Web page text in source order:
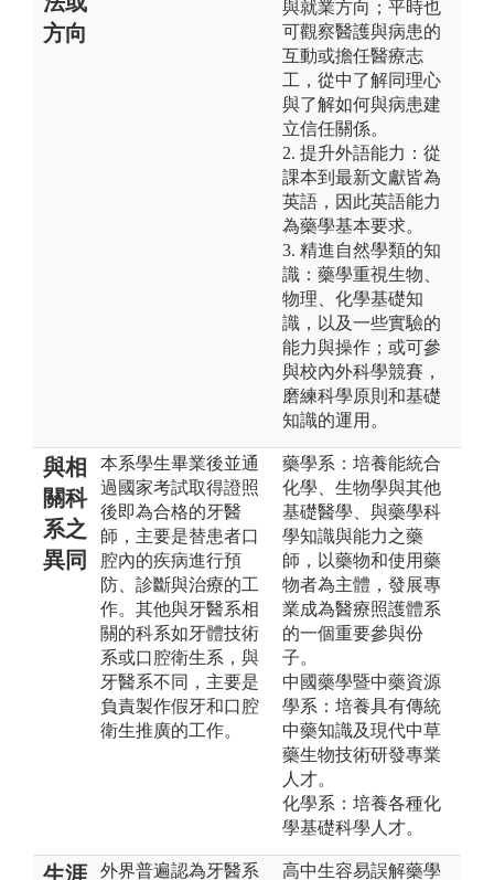
方向
與就業方向；平時也
可觀察醫護與病患的
互動或擔任醫療志
工，從中了解同理心
與了解如何與病患建
立信任關係。
2. 提升外語能力：從
課本到最新文獻皆為
英語，因此英語能力
為藥學基本要求。
3. 精進自然學類的知
識：藥學重視生物、
物理、化學基礎知
識，以及一些實驗的
能力與操作；或可參
與校內外科學競賽，
磨練科學原則和基礎
知識的運用。
與相
關科
系之
異同
本系學生畢業後並通
過國家考試取得證照
後即為合格的牙醫
師，主要是替患者口
腔內的疾病進行預
防、診斷與治療的工
作。其他與牙醫系相
關的科系如牙體技術
系或口腔衛生系，與
牙醫系不同，主要是
負責製作假牙和口腔
衛生推廣的工作。
藥學系：培養能統合
化學、生物學與其他
基礎醫學、與藥學科
學知識與能力之藥
師，以藥物和使用藥
物者為主體，發展專
業成為醫療照護體系
的一個重要參與份
子。
中國藥學暨中藥資源
學系：培養具有傳統
中藥知識及現代中草
藥生物技術研發專業
人才。
化學系：培養各種化
學基礎科學人才。
生涯
外界普遍認為牙醫系
高中生容易誤解藥學